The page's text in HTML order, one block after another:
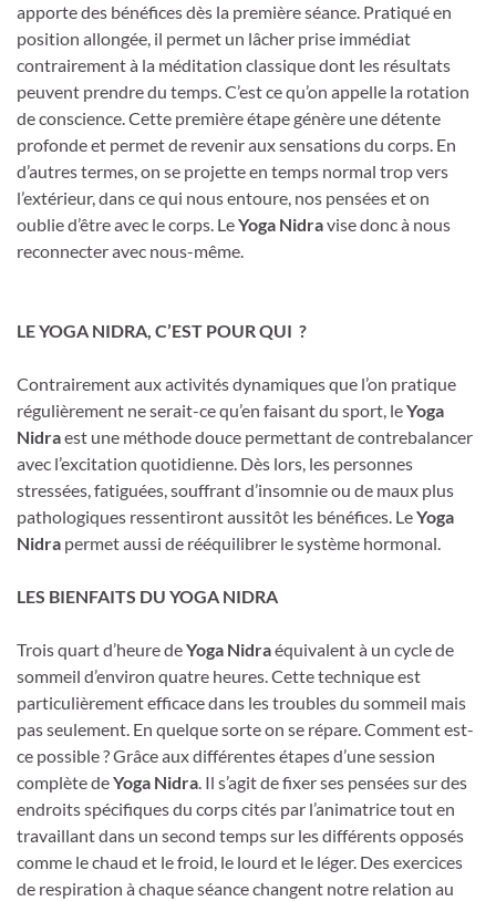
apporte des bénéfices dès la première séance. Pratiqué en
position allongée, il permet un lâcher prise immédiat
contrairement à la méditation classique dont les résultats
peuvent prendre du temps. C’est ce qu’on appelle la rotation
de conscience. Cette première étape génère une détente
profonde et permet de revenir aux sensations du corps. En
d’autres termes, on se projette en temps normal trop vers
l’extérieur, dans ce qui nous entoure, nos pensées et on
oublie d’être avec le corps. LeYoga Nidravise donc à nous
reconnecter avec nous-même.
LE YOGA NIDRA, C’EST POUR QUI ?
Contrairement aux activités dynamiques que l’on pratique
régulièrement ne serait-ce qu’en faisant du sport, leYoga
Nidraest une méthode douce permettant de contrebalancer
avec l’excitation quotidienne. Dès lors, les personnes
stressées, fatiguées, souffrant d’insomnie ou de maux plus
pathologiques ressentiront aussitôt les bénéfices. LeYoga
Nidra permet aussi de rééquilibrer le système hormonal.
LES BIENFAITS DU YOGA NIDRA
Trois quart d’heure deYoga Nidraéquivalent à un cycle de
sommeil d’environ quatre heures. Cette technique est
particulièrement efficace dans les troubles du sommeil mais
pas seulement. En quelque sorte on se répare. Comment est-
ce possible ? Grâce aux différentes étapes d’une session
complète deYoga Nidra. Il s’agit de fixer ses pensées sur des
endroits spécifiques du corps cités par l’animatrice tout en
travaillant dans un second temps sur les différents opposés
comme le chaud et le froid, le lourd et le léger. Des exercices
de respiration à chaque séance changent notre relation au